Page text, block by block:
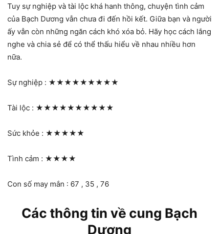
Tuy sự nghiệp và tài lộc khá hanh thông, chuyện tình cảm
của Bạch Dương vẫn chưa đi đến hồi kết. Giữa bạn và người
ấy vẫn còn những ngăn cách khó xóa bỏ. Hãy học cách lắng
nghe và chia sẻ để có thể thấu hiểu về nhau nhiều hơn
nữa.
Sự nghiệp : ★★★★★★★★★
Tài lộc : ★★★★★★★★★★
Sức khỏe : ★★★★★
Tình cảm : ★★★★
Con số may mắn : 67 , 35 , 76
Các thông tin về cung Bạch
Dương